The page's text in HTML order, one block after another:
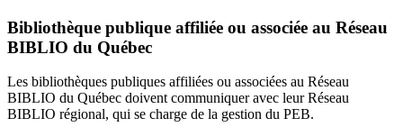
Bibliothèque publique affiliée ou associée au Réseau
BIBLIO du Québec
Les bibliothèques publiques affiliées ou associées au Réseau
BIBLIO du Québec doivent communiquer avec leur Réseau
BIBLIO régional, qui se charge de la gestion du PEB.